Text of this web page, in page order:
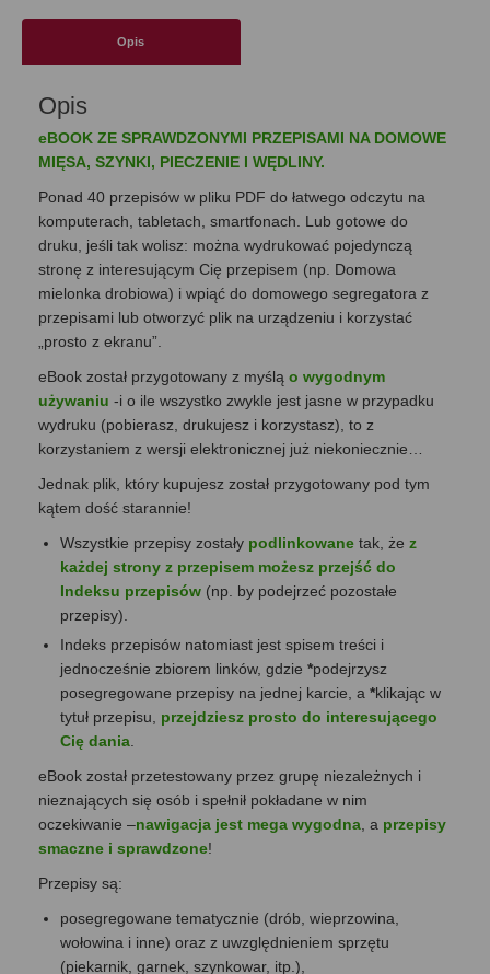
Opis
Opis
eBOOK ZE SPRAWDZONYMI PRZEPISAMI NA DOMOWE
MIĘSA, SZYNKI, PIECZENIE I WĘDLINY.
Ponad 40 przepisów w pliku PDF do łatwego odczytu na
komputerach, tabletach, smartfonach. Lub gotowe do
druku, jeśli tak wolisz: można wydrukować pojedynczą
stronę z interesującym Cię przepisem (np. Domowa
mielonka drobiowa) i wpiąć do domowego segregatora z
przepisami lub otworzyć plik na urządzeniu i korzystać
„prosto z ekranu”.
eBook został przygotowany z myślą o wygodnym
używaniu -i o ile wszystko zwykle jest jasne w przypadku
wydruku (pobierasz, drukujesz i korzystasz), to z
korzystaniem z wersji elektronicznej już niekoniecznie…
Jednak plik, który kupujesz został przygotowany pod tym
kątem dość starannie!
Wszystkie przepisy zostały podlinkowane tak, że z
każdej strony z przepisem możesz przejść do
Indeksu przepisów (np. by podejrzeć pozostałe
przepisy).
Indeks przepisów natomiast jest spisem treści i
jednocześnie zbiorem linków, gdzie *podejrzysz
posegregowane przepisy na jednej karcie, a *klikając w
tytuł przepisu, przejdziesz prosto do interesującego
Cię dania
eBook został przetestowany przez grupę niezależnych i
nieznających się osób i spełnił pokładane w nim
oczekiwanie –nawigacja jest mega wygodna , a przepisy
smaczne i sprawdzone!
Przepisy są:
posegregowane tematycznie (drób, wieprzowina,
wołowina i inne) oraz z uwzględnieniem sprzętu
(piekarnik, garnek, szynkowar, itp.),